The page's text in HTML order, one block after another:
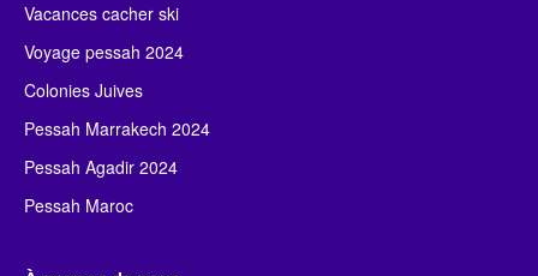
Vacances cacher ski
Voyage pessah 2024
Colonies Juives
Pessah Marrakech 2024
Pessah Agadir 2024
Pessah Maroc